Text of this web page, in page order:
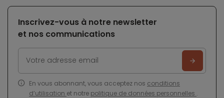
Inscrivez-vous à notre newsletter
et nos communications
En vous abonnant, vous acceptez nos conditions
d’utilisation et notre politique de données personnelles .